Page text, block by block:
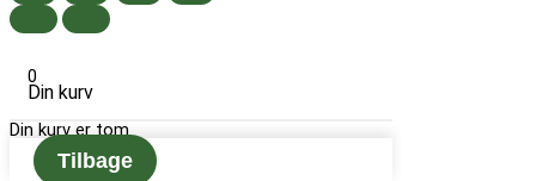
0
Din kurv
Din kurv er tom
Tilbage